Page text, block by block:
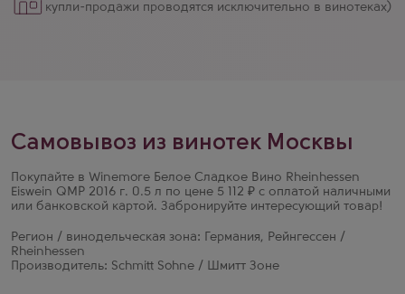
купли-продажи проводятся исключительно в винотеках)
Самовывоз из винотек Москвы
Покупайте в Winemore Белое Сладкое Вино Rheinhessen
Eiswein QMP 2016 г. 0.5 л по цене 5 112 ₽ с оплатой наличными
или банковской картой. Забронируйте интересующий товар!
Регион / винодельческая зона: Германия, Рейнгессен /
Rheinhessen
Производитель: Schmitt Sohne / Шмитт Зоне